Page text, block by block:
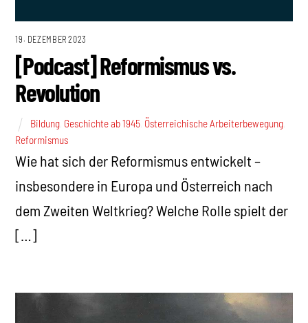
19. DEZEMBER 2023
[Podcast] Reformismus vs.
Revolution
Bildung Geschichte ab 1945 Österreichische Arbeiterbewegung
Reformismus
Wie hat sich der Reformismus entwickelt –
insbesondere in Europa und Österreich nach
dem Zweiten Weltkrieg? Welche Rolle spielt der
[…]